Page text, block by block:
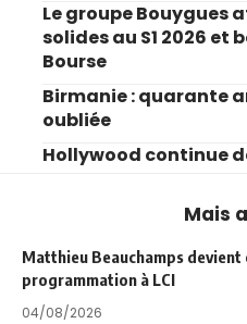
Le groupe Bouygues
solides au S1 2026 et
Bourse
Birmanie : quarante
oubliée
Hollywood continue
Mais
Matthieu Beauchamps devient
programmation à LCI
04/08/2026